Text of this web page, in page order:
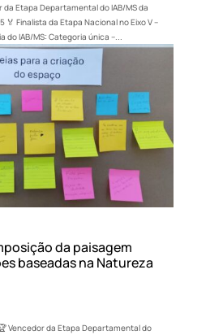
da paisagem
baseadas na Natureza
Etapa Departamental do IAB/MS da
🏅 Finalista da Etapa Nacional no Eixo V –
IAB/MS: Categoria única –...
Vencedor da Etapa Departamental do